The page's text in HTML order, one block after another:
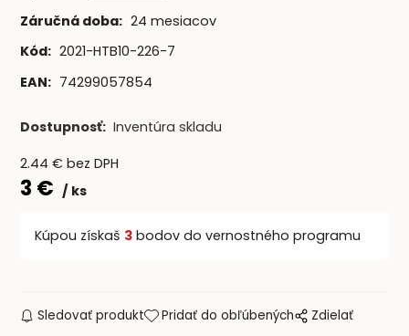
Záručná doba: 24 mesiacov
Kód: 2021-HTB10-226-7
EAN: 74299057854
Dostupnosť: Inventúra skladu
2.44 € bez DPH
3 € ks
Kúpou získaš 3bodov do vernostného programu
Sledovať produkt Pridať do obľúbených Zdielať